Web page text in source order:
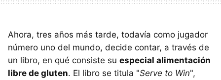
Ahora, tres años más tarde, todavía como jugador
número uno del mundo, decide contar, a través de
un libro, en qué consiste su especial alimentación
libre de gluten. El libro se titula "Serve to Win",